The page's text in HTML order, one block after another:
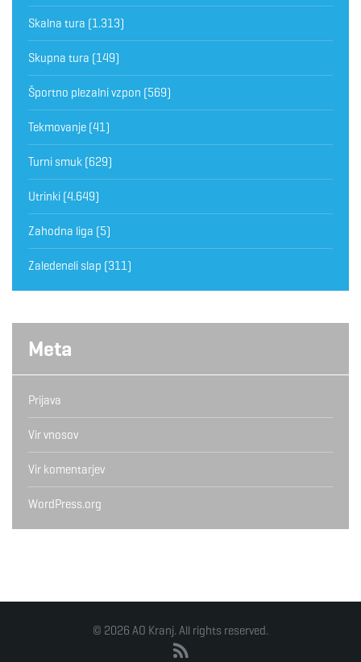
Skalna tura (1.313)
Skupna tura (149)
Športno plezalni vzpon (569)
Tekmovanje (41)
Turni smuk (629)
Utrinki (4.649)
Zahodna liga (5)
Zaledeneli slap (311)
Meta
Prijava
Vir vnosov
Vir komentarjev
WordPress.org
© 2026 AO Kranj. All rights reserved.